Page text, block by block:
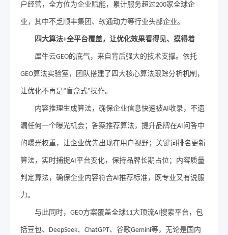
户经营，全方位为企业赋能，累计服务超过200家全球企
业，其中不乏顺丰集团、软通动力等行业头部企业。
四大算法+全平台覆盖，让优化效果看得见、摸得着
犀牛云GEO的底气，来自背后强大的技术支撑。依托
GEO算法实验室，团队搭建了四大核心算法跟踪分析机制，
让优化不再是“ 盲盒式”操作。
内容推理生成算法，确保企业信息快速被AI收录，不遗
漏任何一个曝光机会；答案推荐算法，提升品牌在AI问答中
的曝光权重，让企业优先出现在用户视野；关键词排名更新
算法，实时捕捉AI平台变化，保持品牌长期占位；内容质量
判定算法，确保企业内容符合AI推荐标准，既专业又有说服
力。
与此同时， GEO方案覆盖全球11大顶流AI搜索平台，包
括豆包、 DeepSeek、 ChatGPT、谷歌Gemini等，无论是国内